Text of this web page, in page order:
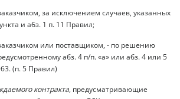
за исключением случаев, указанных
и абз. 1 п. 11 Правил;
или поставщиком, - по решению
абз. 4 п/п. «а» или абз. 4 или 5
(п. 5 Правил)
контракта, предусматривающие